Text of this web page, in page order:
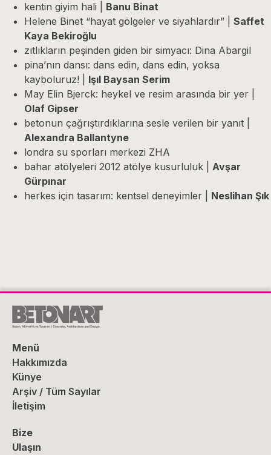
kentin giyim hali | Banu Binat
Helene Binet “hayat gölgeler ve siyahlardır” | Saffet
Kaya Bekiroğlu
zıtlıkların peşinden giden bir simyacı: Dina Abargil
pina’nın dansı: dans edin, dans edin, yoksa
kayboluruz! | Işıl Baysan Serim
May Elin Bjerck: heykel ve resim arasında bir yer |
Olaf Gipser
betonun çağrıştırdıklarına sesle verilen bir yanıt |
Alexandra Ballantyne
londra su sporları merkezi ZHA
bahar atölyeleri 2012 atölye kusurluluk | Avşar
Gürpınar
herkes için tasarım: kentsel deneyimler | Neslihan Şık
Menü
Hakkımızda
Künye
Arşiv / Tüm Sayılar
İletişim
Bize
Ulaşın